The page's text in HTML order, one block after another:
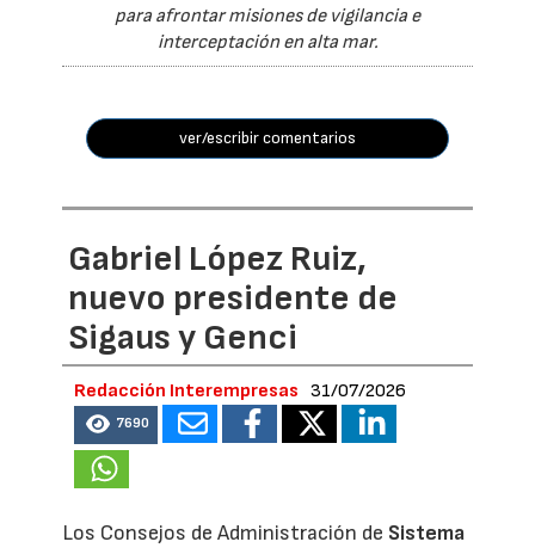
para afrontar misiones de vigilancia e
interceptación en alta mar.
ver/escribir comentarios
Gabriel López Ruiz,
nuevo presidente de
Sigaus y Genci
Redacción Interempresas 31/07/2026
7690
Los Consejos de Administración de Sistema